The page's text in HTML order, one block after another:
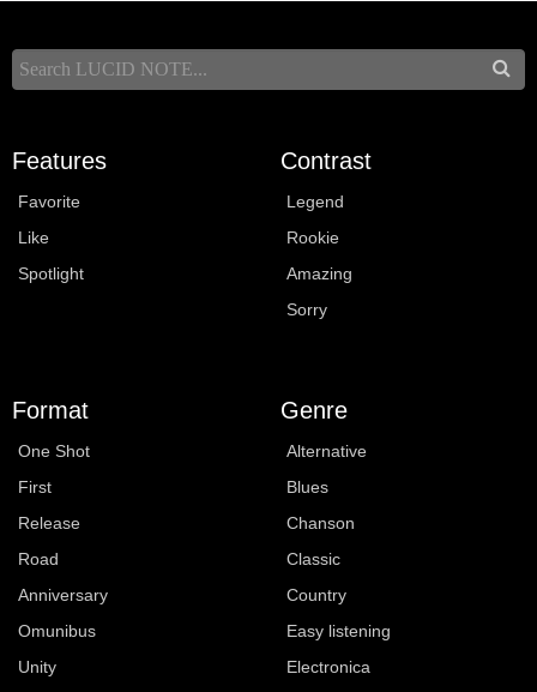
Features
Favorite
Like
Spotlight
Contrast
Legend
Rookie
Amazing
Sorry
Format
One Shot
First
Release
Road
Anniversary
Omunibus
Unity
Genre
Alternative
Blues
Chanson
Classic
Country
Easy listening
Electronica